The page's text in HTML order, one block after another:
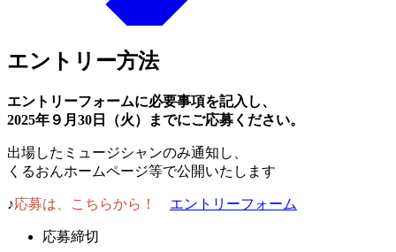
エントリー方法
エントリーフォームに必要事項を記入し、
2025年９月30日（火）までにご応募ください。
出場したミュージシャンのみ通知し、
くるおんホームページ等で公開いたします
♪応募は、こちらから！ エントリーフォーム
応募締切